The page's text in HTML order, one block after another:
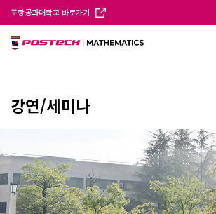
포항공과대학교 바로가기
강연/세미나